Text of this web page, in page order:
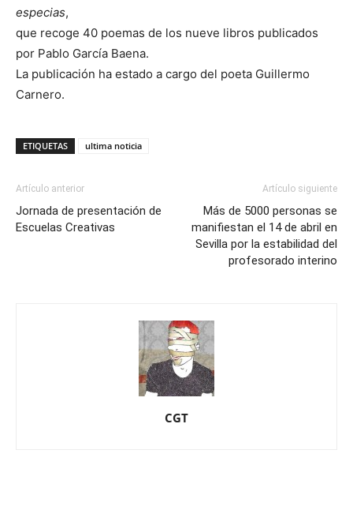
especias,
que recoge 40 poemas de los nueve libros publicados
por Pablo García Baena.
La publicación ha estado a cargo del poeta Guillermo
Carnero.
ETIQUETAS ultima noticia
Artículo anterior
Jornada de presentación de
Escuelas Creativas
Artículo siguiente
Más de 5000 personas se
manifiestan el 14 de abril en
Sevilla por la estabilidad del
profesorado interino
CGT